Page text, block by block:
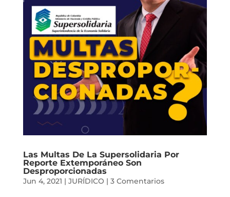
Las Multas De La Supersolidaria Por
Reporte Extemporáneo Son
Desproporcionadas
Jun 4, 2021 | JURÍDICO | 3 Comentarios